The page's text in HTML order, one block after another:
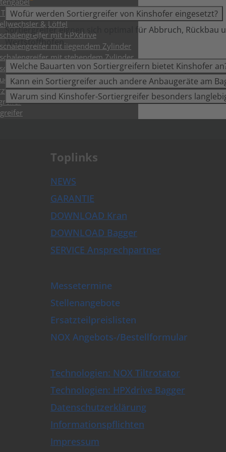
& Steuerungen
& Löffel
mit HPXdrive
mit liegendem Zylinder
mit stehendem Zylinder
mit Wechselschalen
& Sortiergreifer bis 9t
& Schwellengreifer
und Baumscheren
& Löffel
mit HPXdrive
mit liegendem Zylinder
mit Wechselschalen
& Sortiergreifer bis 9t
& Sortiergreifer
Wofür werden Sortiergreifer von Kinshofer eingesetzt?
Sortiergreifer eignen sich optimal für Abbruch, Rückbau
Wertstoffhöfen.
Welche Bauarten von Sortiergreifern bietet Kinshofer
Kann ein Sortiergreifer auch andere Anbaugeräte am
Warum sind Kinshofer-Sortiergreifer besonders
Toplinks
NEWS
GARANTIE
DOWNLOAD Kran
DOWNLOAD Bagger
SERVICE Ansprechpartner
Messetermine
Stellenangebote
Ersatzteilpreislisten
NOX Angebots-/Bestellformular
Technologien: NOX Tiltrotator
Technologien: HPXdrive Bagger
Datenschutzerklärung
Informationspflichten
Impressum